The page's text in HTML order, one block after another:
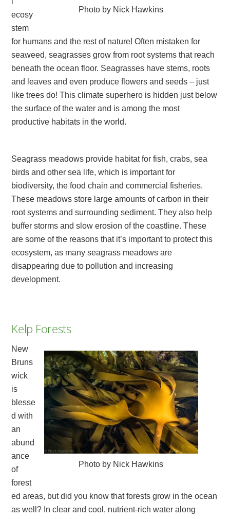
Photo by Nick Hawkins
ecosy
stem
for humans and the rest of nature! Often mistaken for
seaweed, seagrasses grow from root systems that reach
beneath the ocean floor. Seagrasses have stems, roots
and leaves and even produce flowers and seeds – just
like trees do! This climate superhero is hidden just below
the surface of the water and is among the most
productive habitats in the world.
Seagrass meadows provide habitat for fish, crabs, sea
birds and other sea life, which is important for
biodiversity, the food chain and commercial fisheries.
These meadows store large amounts of carbon in their
root systems and surrounding sediment. They also help
buffer storms and slow erosion of the coastline. These
are some of the reasons that it’s important to protect this
ecosystem, as many seagrass meadows are
disappearing due to pollution and increasing
development.
Kelp Forests
Photo by Nick Hawkins
New
Bruns
wick
is
blesse
d with
an
abund
ance
of
forest
ed areas, but did you know that forests grow in the ocean
as well? In clear and cool, nutrient-rich water along